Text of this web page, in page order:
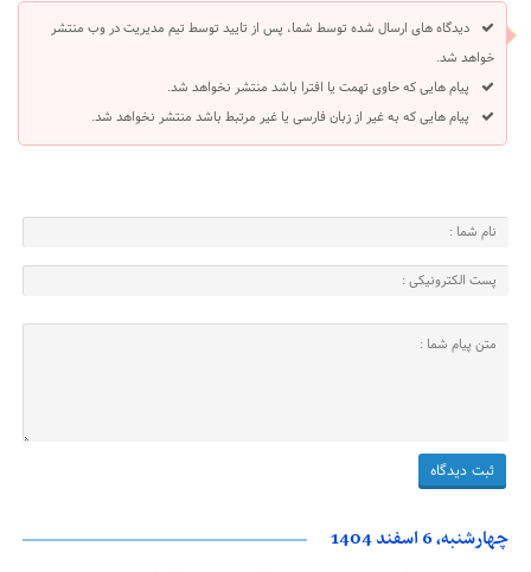
دیدگاه های ارسال شده توسط شما، پس از تایید توسط تیم مدیریت در وب منتشر
خواهد شد.
پیام هایی که حاوی تهمت یا افترا باشد منتشر نخواهد شد.
پیام هایی که به غیر از زبان فارسی یا غیر مرتبط باشد منتشر نخواهد شد.
چهارشنبه، 6 اسفند 1404